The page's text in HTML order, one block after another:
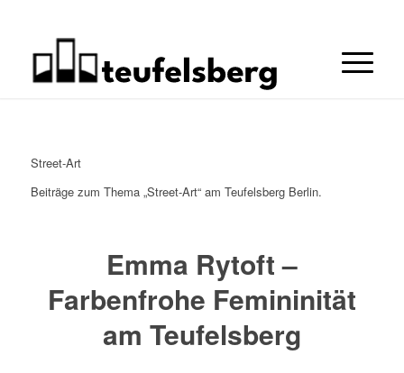
Street-Art
Beiträge zum Thema „Street-Art“ am Teufelsberg Berlin.
Emma Rytoft –
Farbenfrohe Femininität
am Teufelsberg